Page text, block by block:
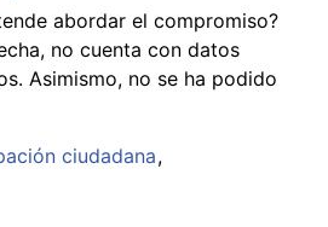
abordar el compromiso?
no cuenta con datos
Asimismo, no se ha podido
ciudadana